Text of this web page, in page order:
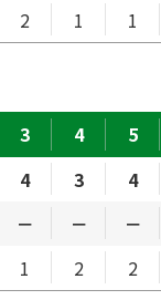
2 1 1
3 4 5
4 3 4
－ － －
1 2 2